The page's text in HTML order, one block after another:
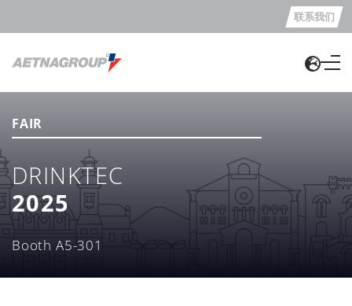
联系我们
FAIR
DRINKTEC
2025
Booth A5-301